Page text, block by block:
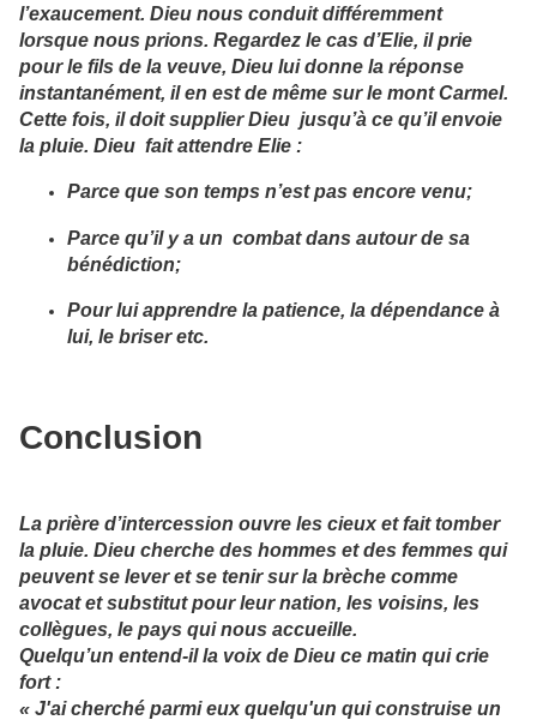
l’exaucement. Dieu nous conduit différemment
lorsque nous prions. Regardez le cas d’Elie, il prie
pour le fils de la veuve, Dieu lui donne la réponse
instantanément, il en est de même sur le mont Carmel.
Cette fois, il doit supplier Dieu jusqu’à ce qu’il envoie
la pluie. Dieu fait attendre Elie :
Parce que son temps n’est pas encore venu;
Parce qu’il y a un combat dans autour de sa
bénédiction;
Pour lui apprendre la patience, la dépendance à
lui, le briser etc.
Conclusion
La prière d’intercession ouvre les cieux et fait tomber
la pluie. Dieu cherche des hommes et des femmes qui
peuvent se lever et se tenir sur la brèche comme
avocat et substitut pour leur nation, les voisins, les
collègues, le pays qui nous accueille.
Quelqu’un entend-il la voix de Dieu ce matin qui crie
fort :
« J'ai cherché parmi eux quelqu'un qui construise un